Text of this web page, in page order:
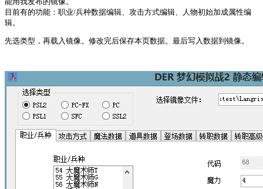
目前有的功能：职业/兵种数据编辑、攻击方式编辑、人物初始加成属性编
辑。
先选类型，再载入镜像。修改完后保存本页数据。最后写入数据到镜像。